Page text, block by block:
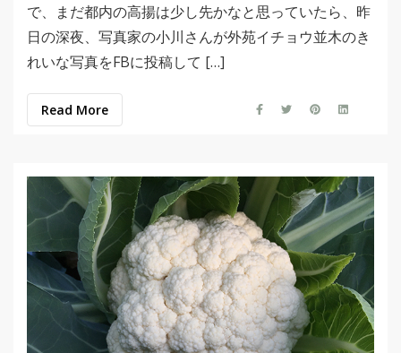
で、まだ都内の高揚は少し先かなと思っていたら、昨
日の深夜、写真家の小川さんが外苑イチョウ並木のき
れいな写真をFBに投稿して […]
Read More